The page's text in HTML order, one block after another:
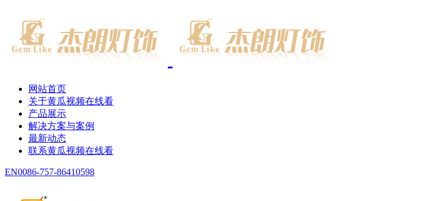
网站首页
关于黄瓜视频在线看
产品展示
解决方案与案例
最新动态
联系黄瓜视频在线看
EN0086-757-86410598